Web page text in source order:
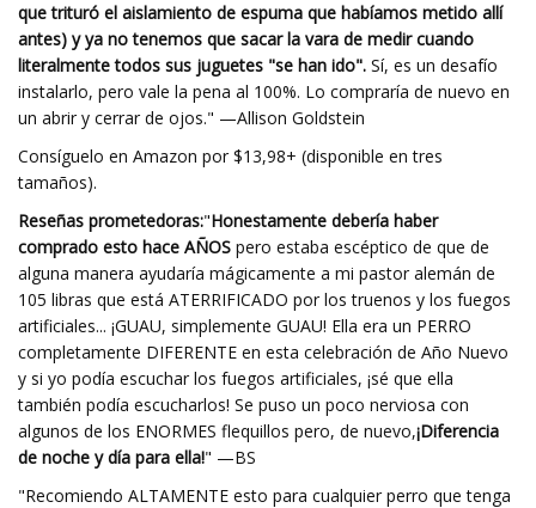
que trituró el aislamiento de espuma que habíamos metido allí
antes) y ya no tenemos que sacar la vara de medir cuando
literalmente todos sus juguetes "se han ido". Sí, es un desafío
instalarlo, pero vale la pena al 100%. Lo compraría de nuevo en
un abrir y cerrar de ojos." —Allison Goldstein
Consíguelo en Amazon por $13,98+ (disponible en tres
tamaños).
Reseñas prometedoras:"Honestamente debería haber
comprado esto hace AÑOS pero estaba escéptico de que de
alguna manera ayudaría mágicamente a mi pastor alemán de
105 libras que está ATERRIFICADO por los truenos y los fuegos
artificiales... ¡GUAU, simplemente GUAU! Ella era un PERRO
completamente DIFERENTE en esta celebración de Año Nuevo
y si yo podía escuchar los fuegos artificiales, ¡sé que ella
también podía escucharlos! Se puso un poco nerviosa con
algunos de los ENORMES flequillos pero, de nuevo,¡Diferencia
de noche y día para ella!" —BS
"Recomiendo ALTAMENTE esto para cualquier perro que tenga